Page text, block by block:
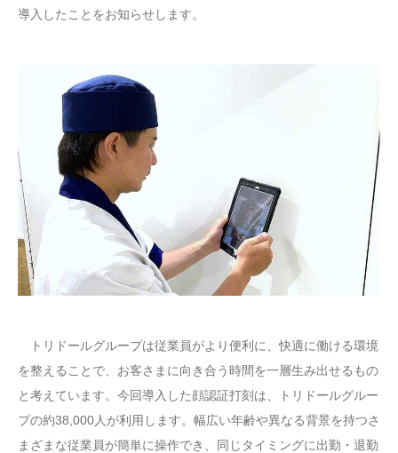
導入したことをお知らせします。
トリドールグループは従業員がより便利に、快適に働ける環境
を整えることで、お客さまに向き合う時間を一層生み出せるもの
と考えています。今回導入した顔認証打刻は、トリドールグルー
プの約38,000人が利用します。幅広い年齢や異なる背景を持つさ
まざまな従業員が簡単に操作でき、同じタイミングに出勤・退勤